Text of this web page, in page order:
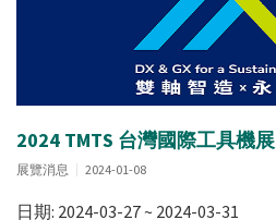
2024 TMTS 台灣國際工具機展
展覽消息 2024-01-08
日期: 2024-03-27 ~ 2024-03-31